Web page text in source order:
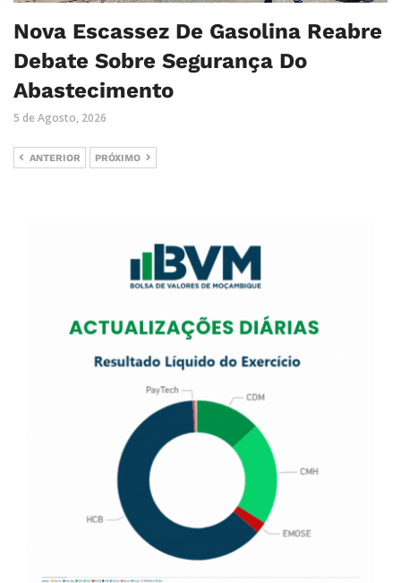
Nova Escassez De Gasolina Reabre
Debate Sobre Segurança Do
Abastecimento
5 de Agosto, 2026
ANTERIOR PRÓXIMO